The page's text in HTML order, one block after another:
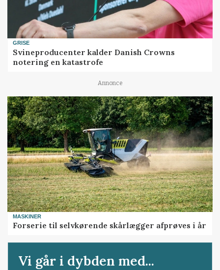
GRISE
Svineproducenter kalder Danish Crowns
notering en katastrofe
Annonce
MASKINER
Forserie til selvkørende skårlægger afprøves i år
Vi går i dybden med...